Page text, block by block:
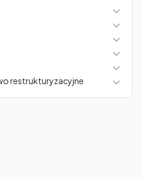
restrukturyzacyjne